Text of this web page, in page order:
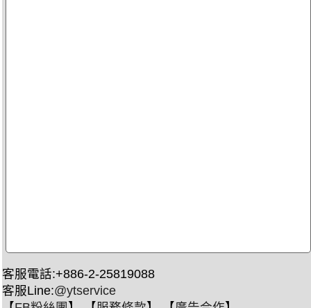
客服電話:+886-2-25819088
客服Line:@ytservice